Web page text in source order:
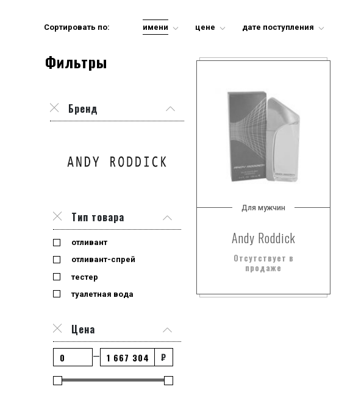
Попробуйте также шикарные
Фильтры
Бренд
Тип товара
отливант
отливант-спрей
тестер
туалетная вода
Цена
— ₽
Сортировать по: имени цене дате поступления
Для мужчин
Andy Roddick
Отсутствует в
продаже